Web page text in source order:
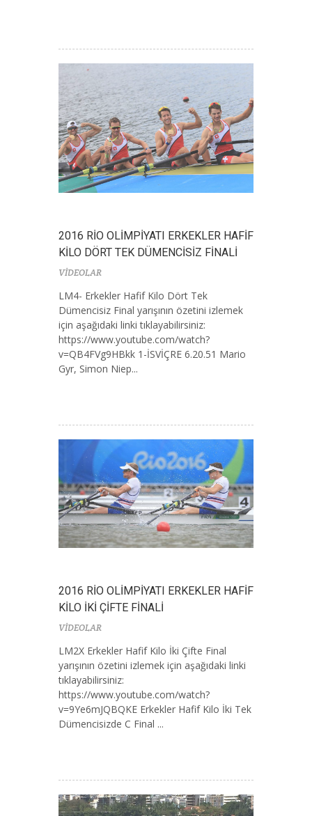
2016 RİO OLİMPİYATI ERKEKLER HAFİF
KİLO DÖRT TEK DÜMENCİSİZ FİNALİ
VİDEOLAR
LM4- Erkekler Hafif Kilo Dört Tek
Dümencisiz Final yarışının özetini izlemek
için aşağıdaki linki tıklayabilirsiniz:
https://www.youtube.com/watch?
v=QB4FVg9HBkk 1-İSVİÇRE 6.20.51 Mario
Gyr, Simon Niep...
2016 RİO OLİMPİYATI ERKEKLER HAFİF
KİLO İKİ ÇİFTE FİNALİ
VİDEOLAR
LM2X Erkekler Hafif Kilo İki Çifte Final
yarışının özetini izlemek için aşağıdaki linki
tıklayabilirsiniz:
https://www.youtube.com/watch?
v=9Ye6mJQBQKE Erkekler Hafif Kilo İki Tek
Dümencisizde C Final ...